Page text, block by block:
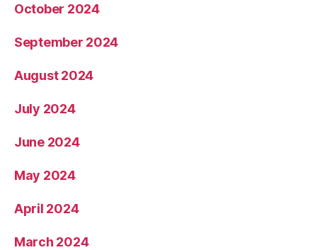
October 2024
September 2024
August 2024
July 2024
June 2024
May 2024
April 2024
March 2024